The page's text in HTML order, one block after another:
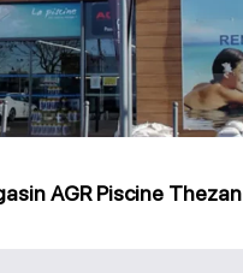
Thezan
AGR Piscine Thezan